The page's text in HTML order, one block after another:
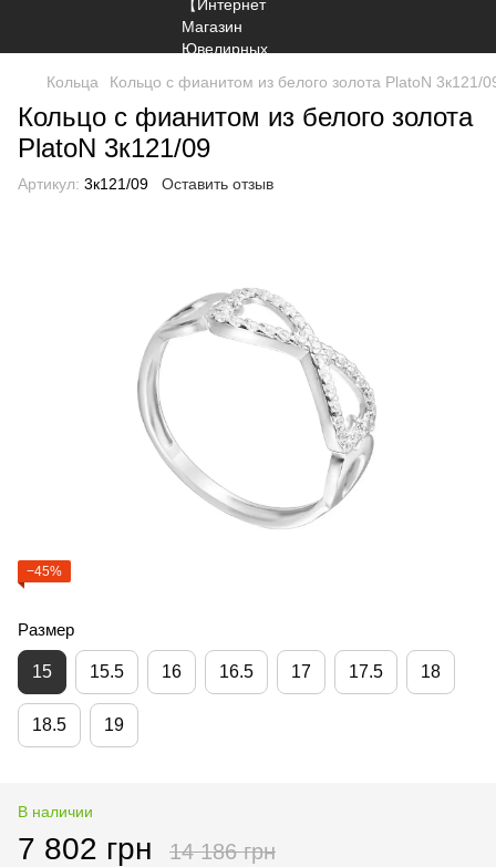
Кольца Кольцо с фианитом из белого золота PlatoN 3к121/
Кольцо с фианитом из белого золота
PlatoN 3к121/09
Артикул: 3к121/09 Оставить отзыв
−45%
Размер
15 15.5 16 16.5 17 17.5 18
18.5 19
В наличии
7 802 грн 14 186 грн